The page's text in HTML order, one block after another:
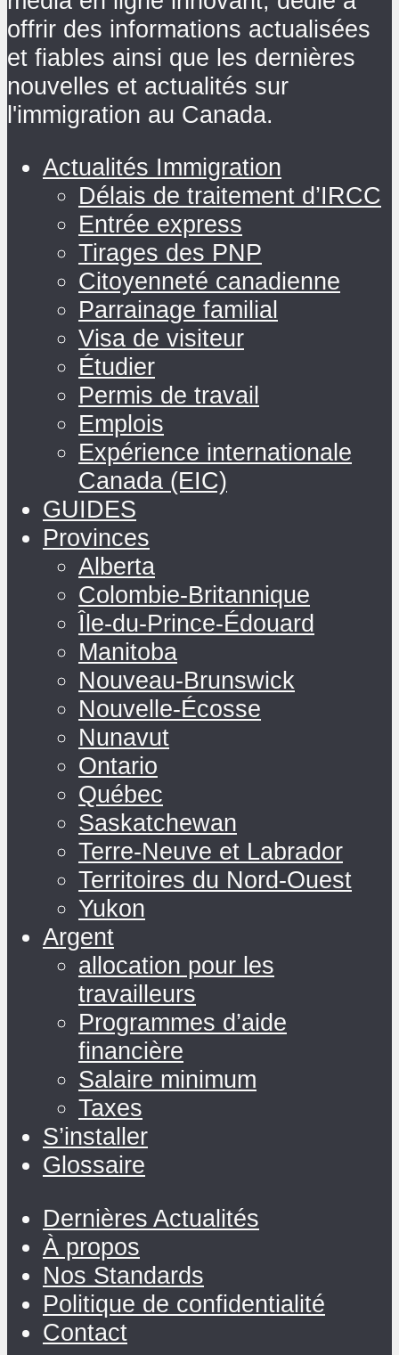
offrir des informations actualisées
et fiables ainsi que les dernières
nouvelles et actualités sur
l'immigration au Canada.
Actualités Immigration
Délais de traitement d’IRCC
Entrée express
Tirages des PNP
Citoyenneté canadienne
Parrainage familial
Visa de visiteur
Étudier
Permis de travail
Emplois
Expérience internationale
Canada (EIC)
GUIDES
Provinces
Alberta
Colombie-Britannique
Île-du-Prince-Édouard
Manitoba
Nouveau-Brunswick
Nouvelle-Écosse
Nunavut
Ontario
Québec
Saskatchewan
Terre-Neuve et Labrador
Territoires du Nord-Ouest
Yukon
Argent
allocation pour les
travailleurs
Programmes d’aide
financière
Salaire minimum
Taxes
S’installer
Glossaire
Dernières Actualités
À propos
Nos Standards
Politique de confidentialité
Contact